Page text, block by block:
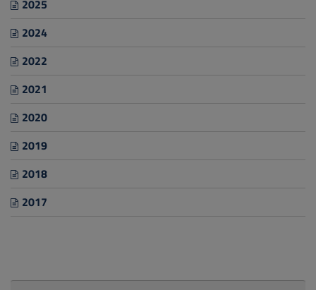
2025
2024
2022
2021
2020
2019
2018
2017